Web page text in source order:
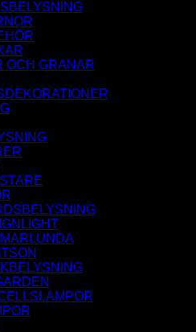
OCH GRANAR